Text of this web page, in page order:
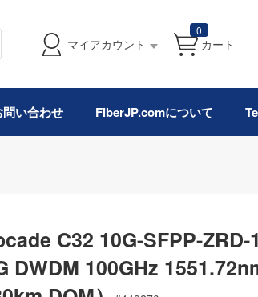
マイアカウント
0
カート
問い合わせ FiberJP.comについて
C32 10G-SFPP-ZRD-
DWDM 100GHz